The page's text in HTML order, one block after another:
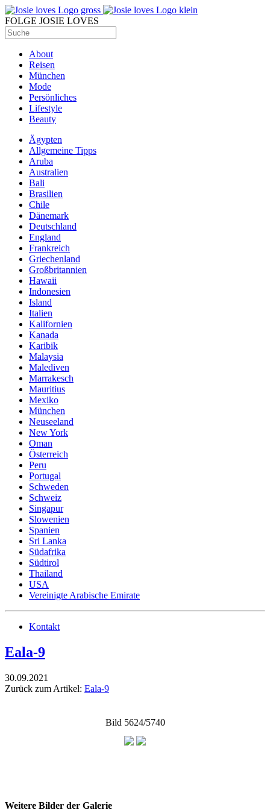
FOLGE JOSIE LOVES
About
Reisen
München
Mode
Persönliches
Lifestyle
Beauty
Ägypten
Allgemeine Tipps
Aruba
Australien
Bali
Brasilien
Chile
Dänemark
Deutschland
England
Frankreich
Griechenland
Großbritannien
Hawaii
Indonesien
Island
Italien
Kalifornien
Kanada
Karibik
Malaysia
Malediven
Marrakesch
Mauritius
Mexiko
München
Neuseeland
New York
Oman
Österreich
Peru
Portugal
Schweden
Schweiz
Singapur
Slowenien
Spanien
Sri Lanka
Südafrika
Südtirol
Thailand
USA
Vereinigte Arabische Emirate
Kontakt
Eala-9
30.09.2021
Zurück zum Artikel: Eala-9
Bild 5624/5740
Weitere Bilder der Galerie